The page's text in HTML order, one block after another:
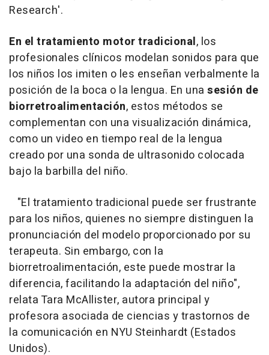
Research'.
En el tratamiento motor tradicional, los
profesionales clínicos modelan sonidos para que
los niños los imiten o les enseñan verbalmente la
posición de la boca o la lengua. En una sesión de
biorretroalimentación, estos métodos se
complementan con una visualización dinámica,
como un video en tiempo real de la lengua
creado por una sonda de ultrasonido colocada
bajo la barbilla del niño.
"El tratamiento tradicional puede ser frustrante
para los niños, quienes no siempre distinguen la
pronunciación del modelo proporcionado por su
terapeuta. Sin embargo, con la
biorretroalimentación, este puede mostrar la
diferencia, facilitando la adaptación del niño",
relata Tara McAllister, autora principal y
profesora asociada de ciencias y trastornos de
la comunicación en NYU Steinhardt (Estados
Unidos).